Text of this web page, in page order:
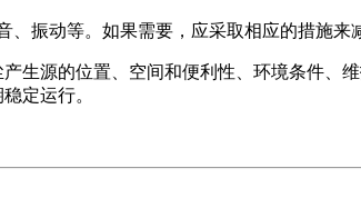
、振动等。如果需要，应采取相应的措施来
生源的位置、空间和便利性、环境条件、
定运行。